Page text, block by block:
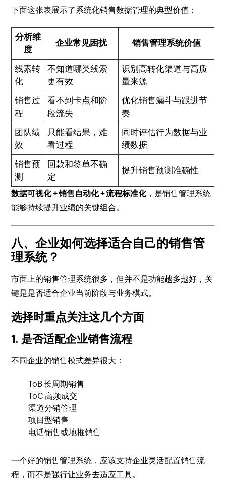
下面这张表展示了系统化销售数据管理的典型价值：
分析维
度
企业常见困扰 销售管理系统价值
线索转
化
不知道哪类线索
更有效
识别高转化渠道与高质
量来源
销售过
程
看不到卡点和阶
段流失
优化销售漏斗与跟进节
奏
团队绩
效
只能看结果，难
看过程
同时评估行为数据与业
绩数据
销售预
测
回款和签单不确
定
提升销售预测准确性
数据可视化 + 销售自动化 + 流程标准化，是销售管理系统
能够持续提升业绩的关键组合。
八、企业如何选择适合自己的销售管
理系统？
市面上的销售管理系统很多，但并不是功能越多越好，关
键是是否适合企业当前阶段与业务模式。
选择时重点关注这几个方面
1. 是否适配企业销售流程
不同企业的销售模式差异很大：
ToB 长周期销售
ToC 高频成交
渠道分销管理
项目型销售
电话销售或地推销售
一个好的销售管理系统，应该支持企业灵活配置销售流
程，而不是强行让业务去适应工具。